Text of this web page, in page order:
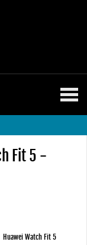
Fit 5 -
Huawei Watch Fit 5